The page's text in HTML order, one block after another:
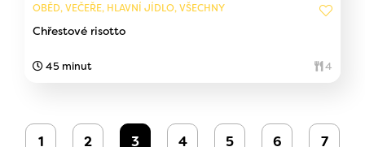
OBĚD, VEČEŘE, HLAVNÍ JÍDLO, VŠECHNY
Chřestové risotto
45 minut 4
1 2 3 4 5 6 7